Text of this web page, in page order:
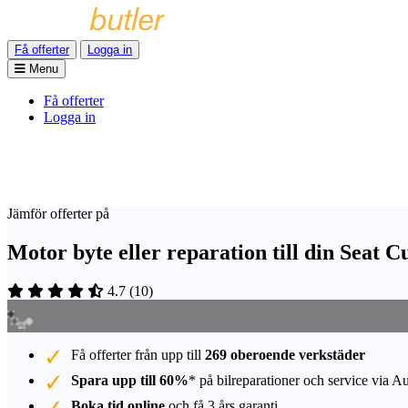
Få offerter
Logga in
Menu
Få offerter
Logga in
Jämför offerter på
Motor byte eller reparation till din Seat
4.7 (10)
Få offerter från upp till 269 oberoende verkstäder
Spara upp till 60%* på bilreparationer och service via